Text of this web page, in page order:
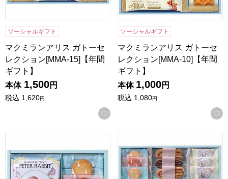
ソーシャルギフト
マクミランアリス ガトーセ
レクション[MMA-15]【年間
ギフト】
本体 1,500円
税込 1,620円
お気に入りに登録する
ソーシャルギフト
マクミランアリス ガトーセ
レクション[MMA-10]【年間
ギフト】
本体 1,000円
税込 1,080円